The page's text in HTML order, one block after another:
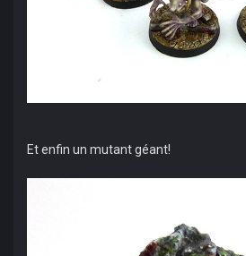
Et enfin un mutant géant!